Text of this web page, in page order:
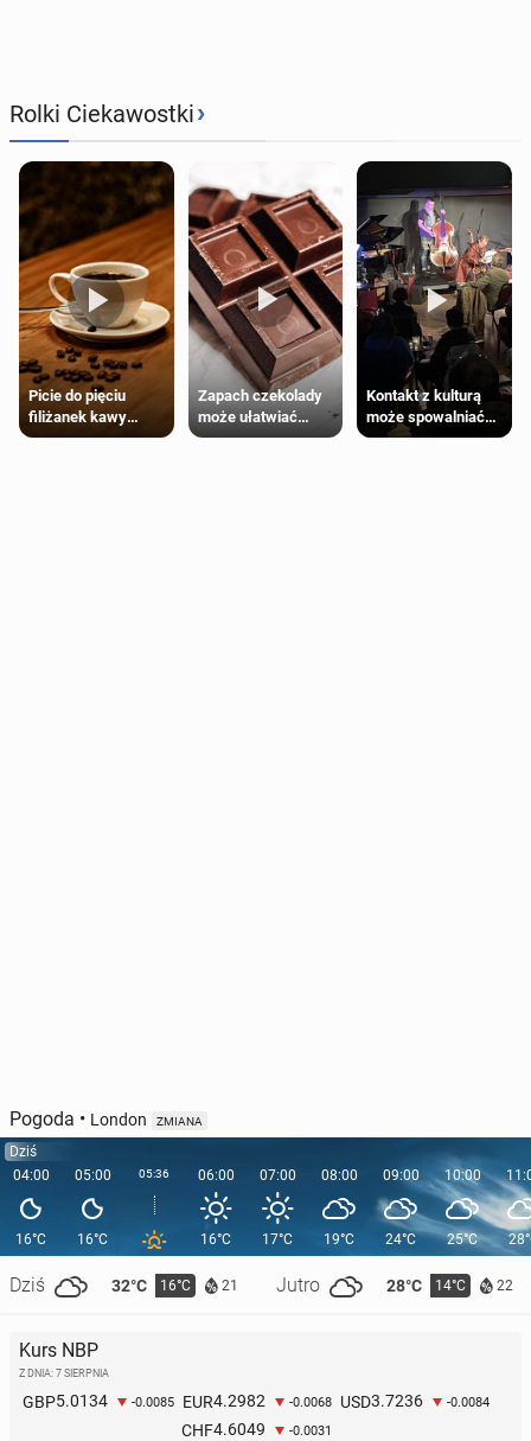
Rolki Ciekawostki›
Picie do pięciu
filiżanek kawy
dziennie jest
Zapach czekolady
może ułatwiać
trening siłowy
Kontakt z kulturą
może spowalniać
starzenie
Pogoda • London ZMIANA
Dziś
04:00
16°C
Dziś 32°C 16°C 21 Jutro 28°C 14°C 22
05:00
16°C
05:36 06:00
16°C
07:00
17°C
08:00
19°C
09:00
24°C
10:00
25°C
Kurs NBP
Z DNIA: 7 SIERPNIA
GBP5.0134 -0.0085 EUR4.2982 -0.0068 USD3.7236 -0.0084
CHF4.6049 -0.0031